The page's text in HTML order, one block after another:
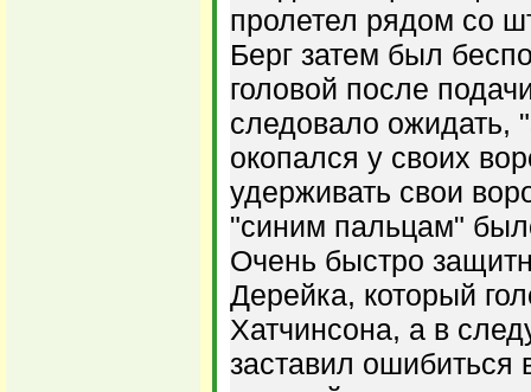
пролетел рядом со
Берг затем был
головой после
следовало ожидать,
окопался у своих
удерживать свои
"синим пальцам"
Очень быстро
Дерейка, который
Хатчинсона, а в
заставил ошибиться